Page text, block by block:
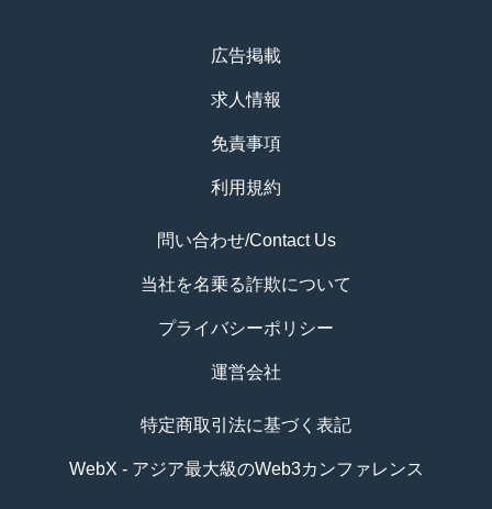
広告掲載
求人情報
免責事項
利用規約
問い合わせ/Contact Us
当社を名乗る詐欺について
プライバシーポリシー
運営会社
特定商取引法に基づく表記
WebX - アジア最大級のWeb3カンファレンス